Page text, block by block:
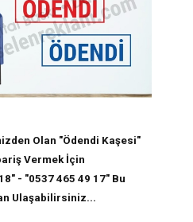
Olan "Ödendi Kaşesi"
Vermek İçin
- "0537 465 49 17" Bu
Ulaşabilirsiniz...